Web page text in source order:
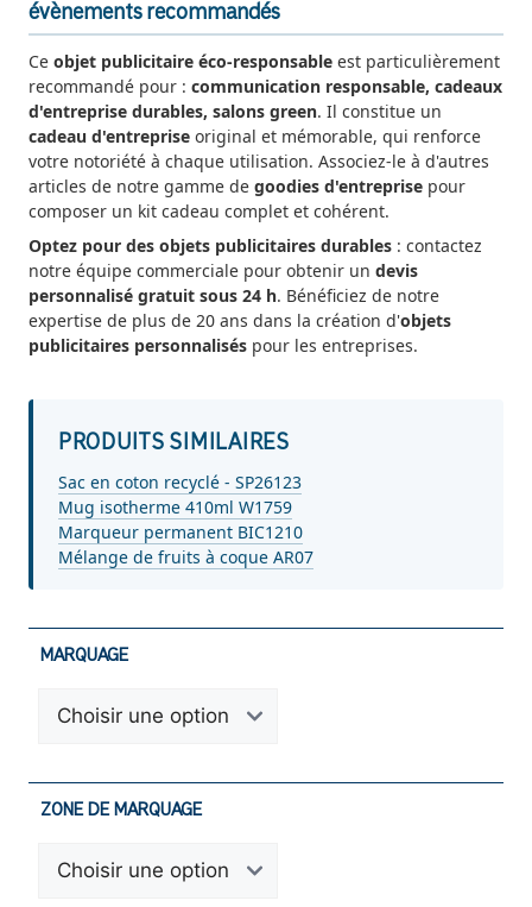
évènements recommandés
Ce objet publicitaire éco-responsable est particulièrement
recommandé pour : communication responsable, cadeaux
d'entreprise durables, salons green. Il constitue un
cadeau d'entreprise original et mémorable, qui renforce
votre notoriété à chaque utilisation. Associez-le à d'autres
articles de notre gamme de goodies d'entreprise pour
composer un kit cadeau complet et cohérent.
Optez pour des objets publicitaires durables : contactez
notre équipe commerciale pour obtenir un devis
personnalisé gratuit sous 24 h. Bénéficiez de notre
expertise de plus de 20 ans dans la création d'objets
publicitaires personnalisés pour les entreprises.
PRODUITS SIMILAIRES
Sac en coton recyclé - SP26123
Mug isotherme 410ml W1759
Marqueur permanent BIC1210
Mélange de fruits à coque AR07
MARQUAGE
ZONE DE MARQUAGE